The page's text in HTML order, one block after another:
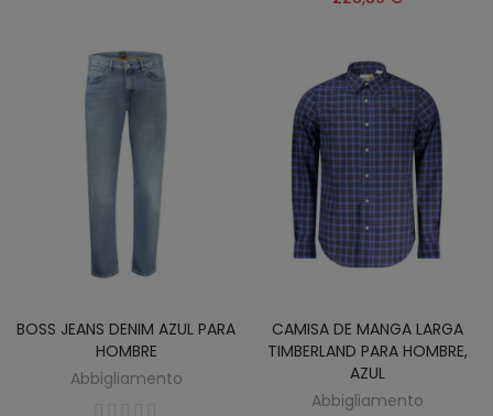
BOSS JEANS DENIM AZUL PARA
HOMBRE
Abbigliamento
CAMISA DE MANGA LARGA
TIMBERLAND PARA HOMBRE,
AZUL
Abbigliamento